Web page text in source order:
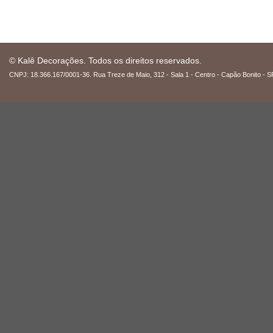
© Kalê Decorações. Todos os direitos reservados.
CNPJ: 18.366.167/0001-36. Rua Treze de Maio, 312 - Sala 1 - Centro - Capão Bonito -